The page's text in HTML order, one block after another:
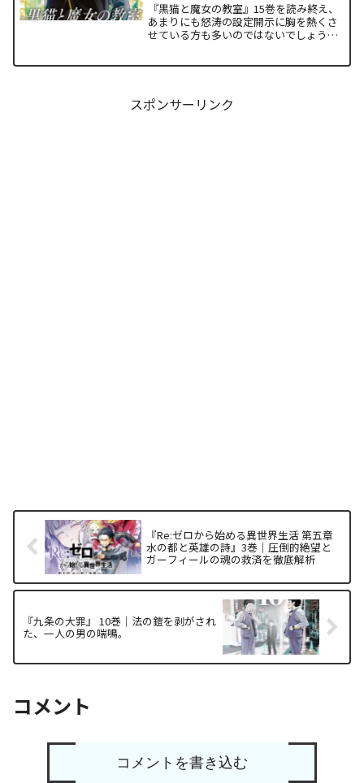
『黒猫と魔女の教室』15巻を読み終え、
あまりにも怒涛の設定開示に胸を熱くさ
せている方も多いのではないでしょう
スポンサーリンク
『Re:ゼロから始める異世界生活 第五章
水の都と英雄の詩』3巻｜圧倒的絶望と
ガーフィールの魂の救済を徹底解析
『九条の大罪』 10巻｜法の鎧を剥がされ
た、一人の男の喘鳴。
コメント
コメントを書き込む